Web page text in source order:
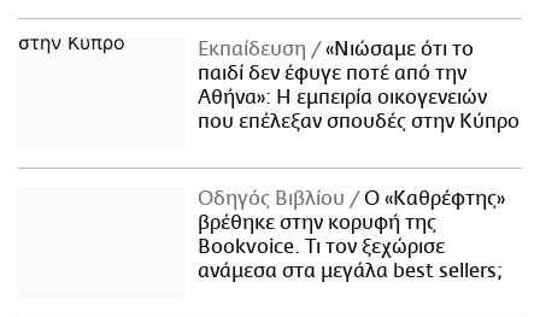
Εκπαίδευση
«Νιώσαμε ότι το
παιδί δεν έφυγε ποτέ από την
Αθήνα»: Η εμπειρία οικογενειών
που επέλεξαν σπουδές στην Κύπρο
Οδηγός Βιβλίου
Ο «Καθρέφτης»
βρέθηκε στην κορυφή της
Bookvoice. Τι τον ξεχώρισε
ανάμεσα στα μεγάλα best sellers;